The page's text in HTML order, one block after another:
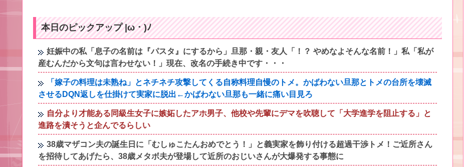
本日のピックアップ |ω・)ﾉ
妊娠中の私「息子の名前は『パスタ』にするから」旦那・親・友人「！？ やめなよそんな名前！」私「私が
産むんだから文句は言わせない！」現在、改名の手続き中です・・・
「嫁子の料理は未熟ね」とネチネチ攻撃してくる自称料理自慢のトメ。かばわない旦那とトメの台所を壊滅
させるDQN返しを仕掛けて実家に脱出←かばわない旦那も一緒に痛い目見ろ
自分より才能ある同級生女子に嫉妬したアホ男子、他校や先輩にデマを吹聴して「大学進学を阻止する」と
進路を潰そうと企んでるらしい
38歳マザコン夫の誕生日に「むしゅこたんおめでとう！」と義実家を飾り付ける超過干渉トメ！ご近所さん
を招待してあげたら、38歳メタボ夫が登場して近所のおじいさんが大爆発する事態に